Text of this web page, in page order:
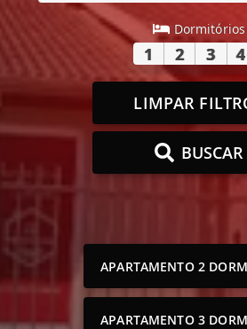
Dormitórios
1 2 3 4
LIMPAR
BUSCAR
APARTAMENTO 2
APARTAMENTO 3